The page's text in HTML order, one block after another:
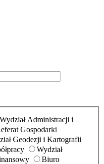
Wydział Administracji i
Gospodarki
Geodezji i Kartografii
Wydział
Biuro